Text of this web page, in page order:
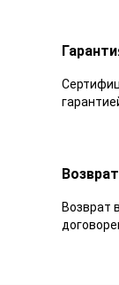
Возврат
Возврат